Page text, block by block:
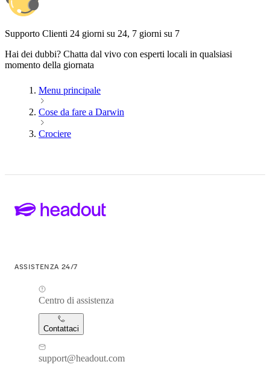
Supporto Clienti 24 giorni su 24, 7 giorni su 7
Hai dei dubbi? Chatta dal vivo con esperti locali in qualsiasi
momento della giornata
Menu principale
Cose da fare a Darwin
Crociere
ASSISTENZA 24/7
Centro di assistenza
Contattaci
support@headout.com